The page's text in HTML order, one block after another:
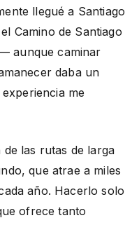
llegué a Santiago
Camino de Santiago
aunque caminar
daba un
me
de las rutas de larga
que atrae a miles
año. Hacerlo solo
ofrece tanto